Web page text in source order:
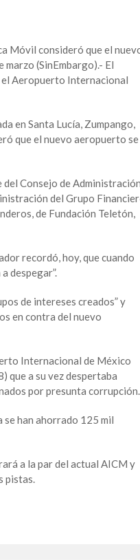
Móvil consideró que el
(SinEmbargo).- El
el Aeropuerto Internacional
en Santa Lucía, Zumpango,
que el nuevo aeropuerto se
Consejo de
del Grupo
de Fundación Teletón,
recordó, hoy, que cuando
despegar”.
de intereses creados” y
en contra del nuevo
Internacional de México
que a su vez despertaba
por presunta corrupción.
se han ahorrado 125 mil
a la par del actual AICM y
pistas.